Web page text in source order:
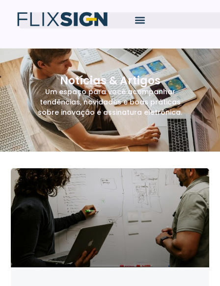
Notícias & Artigos
Um espaço para você acompanhar
tendências, novidades e boas práticas
sobre inovação e assinatura eletrônica.